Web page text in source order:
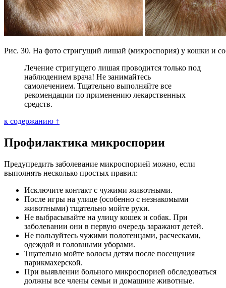
Рис. 30. На фото стригущий лишай (микроспория) у кошки и
Лечение стригущего лишая проводится только под
наблюдением врача! Не занимайтесь
самолечением. Тщательно выполняйте все
рекомендации по применению лекарственных
средств.
к содержанию ↑
Профилактика микроспории
Предупредить заболевание микроспорией можно, если
выполнять несколько простых правил:
Исключите контакт с чужими животными.
После игры на улице (особенно с незнакомыми
животными) тщательно мойте руки.
Не выбрасывайте на улицу кошек и собак. При
заболевании они в первую очередь заражают детей.
Не пользуйтесь чужими полотенцами, расческами,
одеждой и головными уборами.
Тщательно мойте волосы детям после посещения
парикмахерской.
При выявлении больного микроспорией обследоваться
должны все члены семьи и домашние животные.